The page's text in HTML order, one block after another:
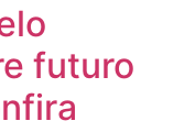
futuro